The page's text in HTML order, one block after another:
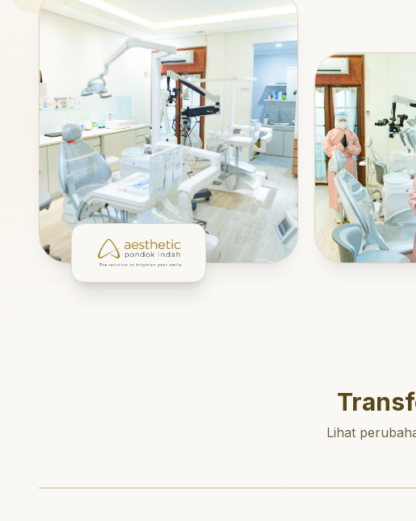
Lihat